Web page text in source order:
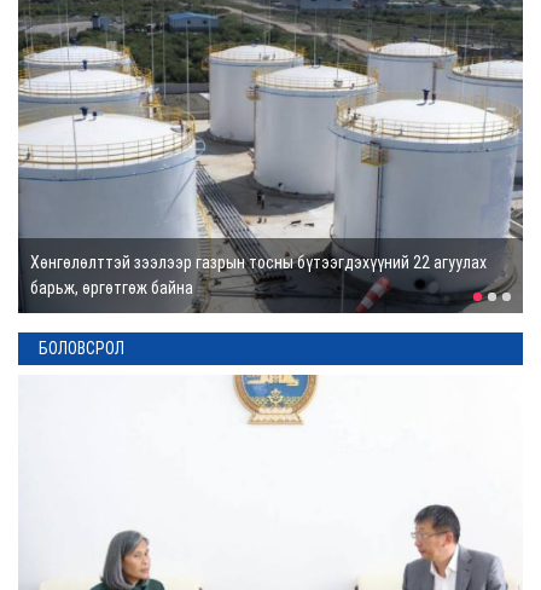
жолооч дуудлагын
такси үйлчилгээ
үзүүлж байна
1 өдөр
Боловсролын
байгууллагад
хүүхдийн эрүүл
мэндийн эрт
илрүүлгийн
тогтолцоо бий
болгоно
1 өдөр
бүжгийн танхим
барихыг хоригложээ
“Монгол Улсын хаад” дурсгалын зоос гаргахаар төлөвлөж байна
БОЛОВСРОЛ